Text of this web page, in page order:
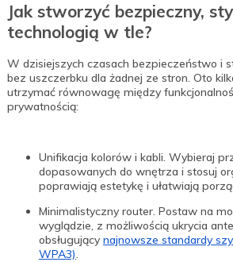
Jak stworzyć bezpieczny,
technologią w tle?
W dzisiejszych czasach bezpieczeństwo i
bez uszczerbku dla żadnej ze stron. Oto
utrzymać równowagę między
prywatnością:
Unifikacja kolorów i kabli. Wybieraj
dopasowanych do wnętrza i stosuj
poprawiają estetykę i ułatwiają
Minimalistyczny router. Postaw na
wyglądzie, z możliwością ukrycia
obsługującynajnowsze standardy
WPA3).